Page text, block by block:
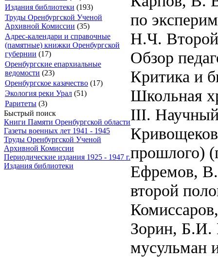
Издания библиотеки (193)
Труды Оренбургской Ученой
Архивной Комиссии (35)
Адрес-календари и справочные
(памятные) книжки Оренбургской
губернии (17)
Оренбургские епархиальные
ведомости (23)
Оренбургское казачество (17)
Экология реки Урал (51)
Раритеты (3)
Быстрый поиск
Книги Памяти Оренбургской области
Газеты военных лет 1941 - 1945
Труды Оренбургской Ученой
Архивной Комиссии
Периодические издания 1925 - 1947 г.
Издания библиотеки
по
Н.Ч. Второй
Обзор
Критика и
Школьная
III.
прошлого)
Ефремов,
второй
Зорин, Б.И.
мусульман